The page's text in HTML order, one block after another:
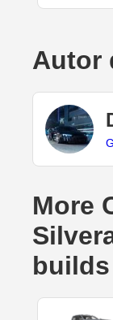
Autor
More
builds